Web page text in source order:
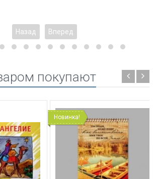
Назад Вперед
покупают
Новинка!